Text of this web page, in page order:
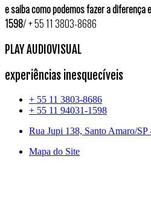
e saiba como podemos fazer a diferença
1598/ + 55 11 3803-8686
PLAY AUDIOVISUAL
experiências inesquecíveis
+ 55 11 3803-8686
+ 55 11 94031-1598
Rua Jupi 138, Santo Amaro/SP
Mapa do Site